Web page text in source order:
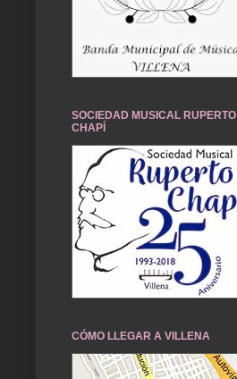
SOCIEDAD MUSICAL RUPERTO
CHAPÍ
CÓMO LLEGAR A VILLENA